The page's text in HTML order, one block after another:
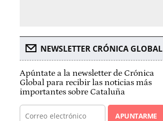
NEWSLETTER CRÓNICA GLOBAL
Apúntate a la newsletter de Crónica
Global para recibir las noticias más
importantes sobre Cataluña
APUNTARME